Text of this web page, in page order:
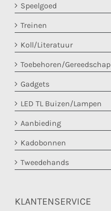
Speelgoed
Treinen
Koll/Literatuur
Toebehoren/Gereedschap
Gadgets
LED TL Buizen/Lampen
Aanbieding
Kadobonnen
Tweedehands
KLANTENSERVICE